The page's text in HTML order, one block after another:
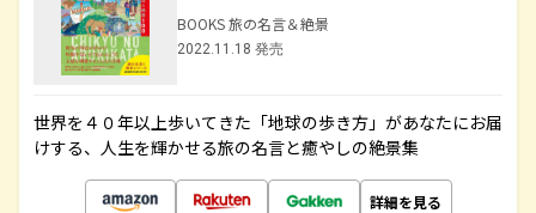
BOOKS 旅の名言＆絶景
2022.11.18 発売
世界を４０年以上歩いてきた「地球の歩き方」があなたにお届
けする、人生を輝かせる旅の名言と癒やしの絶景集
詳細を見る